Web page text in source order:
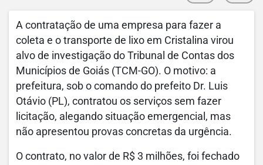
A contratação de uma empresa para fazer a
coleta e o transporte de lixo em Cristalina virou
alvo de investigação do Tribunal de Contas dos
Municípios de Goiás (TCM-GO). O motivo: a
prefeitura, sob o comando do prefeito Dr. Luis
Otávio (PL), contratou os serviços sem fazer
licitação, alegando situação emergencial, mas
não apresentou provas concretas da urgência.
O contrato, no valor de R$ 3 milhões, foi fechado